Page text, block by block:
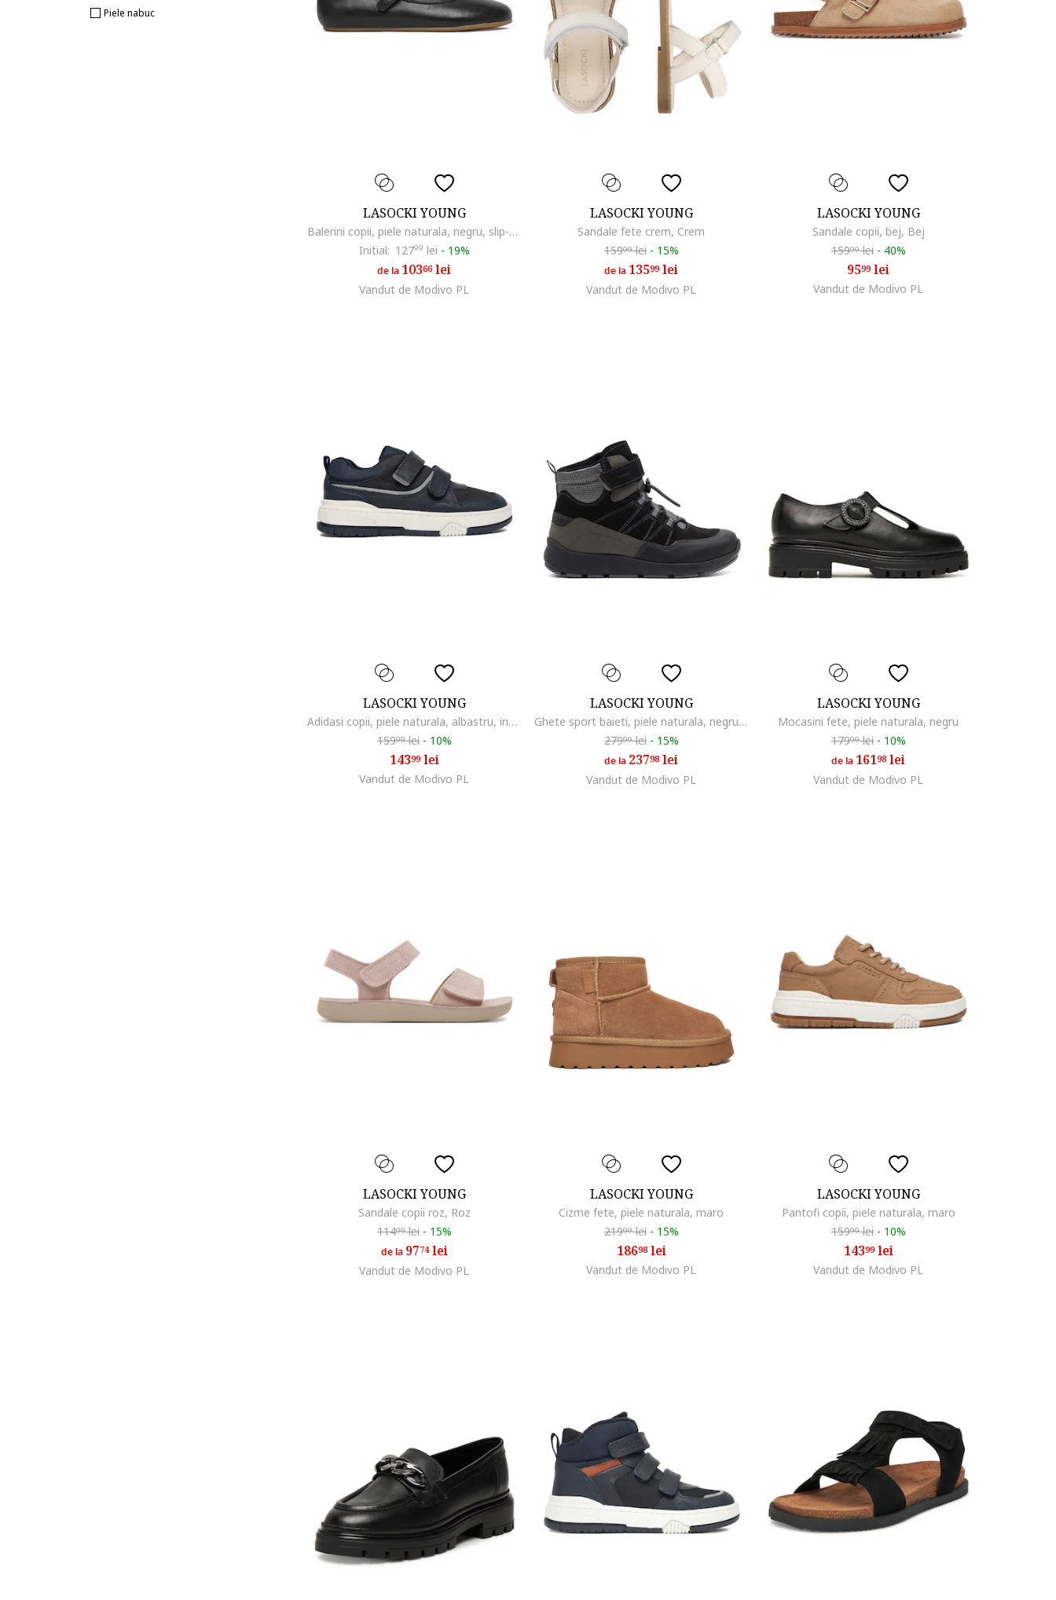
LASOCKI YOUNG
Balerini copii, piele naturala, negru, slip-on
Initial: 12799 lei - 19%
de la 10366lei
Vandut de Modivo PL
LASOCKI YOUNG
Sandale fete crem, Crem
15999lei - 15%
de la 13599lei
Vandut de Modivo PL
LASOCKI YOUNG
Sandale copii, bej, Bej
15999lei - 40%
9599lei
Vandut de Modivo PL
LASOCKI YOUNG
Adidasi copii, piele naturala, albastru, inchidere velcro, elemente reflectorizante
15999lei - 10%
14399lei
Vandut de Modivo PL
LASOCKI YOUNG
Ghete sport baieti, piele naturala, negru/gri
27999lei - 15%
de la 23798 lei
Vandut de Modivo PL
LASOCKI YOUNG
Mocasini fete, piele naturala, negru
17999lei - 10%
de la 16198 lei
Vandut de Modivo PL
LASOCKI YOUNG
Sandale copii roz, Roz
11499lei - 15%
de la 9774lei
Vandut de Modivo PL
LASOCKI YOUNG
Cizme fete, piele naturala, maro
21999lei - 15%
18698lei
Vandut de Modivo PL
LASOCKI YOUNG
Pantofi copii, piele naturala, maro
15999lei - 10%
14399lei
Vandut de Modivo PL
Piele nabuc